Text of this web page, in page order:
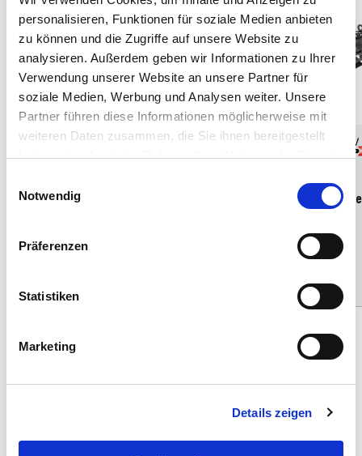
personalisieren, Funktionen für soziale Medien anbieten
zu können und die Zugriffe auf unsere Website zu
analysieren. Außerdem geben wir Informationen zu Ihrer
Verwendung unserer Website an unsere Partner für
soziale Medien, Werbung und Analysen weiter. Unsere
Partner führen diese Informationen möglicherweise mit
weiteren Daten zusammen, die Sie ihnen bereitgestellt
haben oder die sie im Rahmen Ihrer Nutzung der Dienste
Notwendig
Präferenzen
Statistiken
Marketing
Details zeigen
Deutsches U-Boot Typ XXI mit
Angebotspreis
€24,99
Regulärer
€25,99
Model Set German
Angebotspreis
€24,99
Hinzufügen
– plus 10€ Rabatt als Startgeschenk mit
dem Revell Newsletter!